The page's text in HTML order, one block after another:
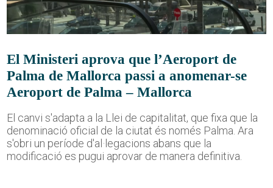
El Ministeri aprova que l’Aeroport de
Palma de Mallorca passi a anomenar-se
Aeroport de Palma – Mallorca
El canvi s'adapta a la Llei de capitalitat, que fixa que la
denominació oficial de la ciutat és només Palma. Ara
s'obri un període d'al·legacions abans que la
modificació es pugui aprovar de manera definitiva.